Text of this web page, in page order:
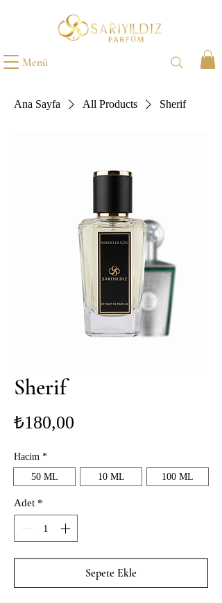
Menü
Ana Sayfa All Products Sherif
Sherif
₺180,00
Hacim *
50 ML
10 ML 100 ML
Adet *
Sepete Ekle